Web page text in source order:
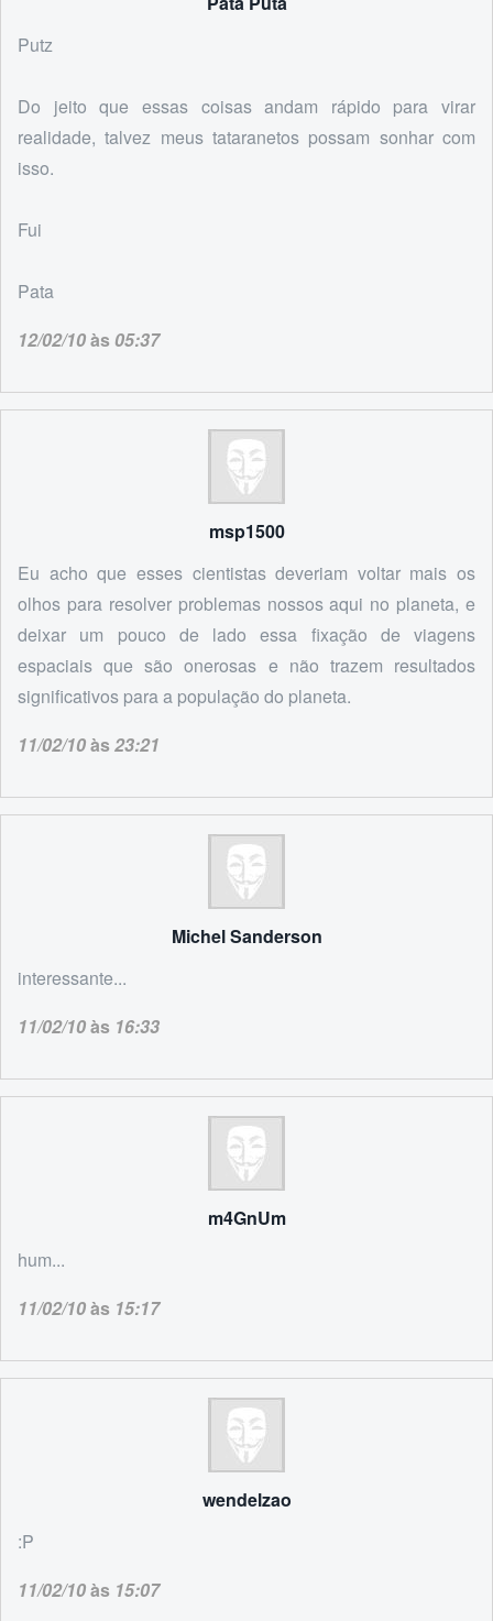
Putz
Do jeito que essas coisas andam rápido para virar
realidade, talvez meus tataranetos possam sonhar com
isso.
Fui
Pata
12/02/10às05:37
msp1500
Eu acho que esses cientistas deveriam voltar mais os
olhos para resolver problemas nossos aqui no planeta, e
deixar um pouco de lado essa fixação de viagens
espaciais que são onerosas e não trazem resultados
significativos para a população do planeta.
11/02/10às23:21
Michel Sanderson
interessante...
11/02/10às 16:33
m4GnUm
hum...
11/02/10às 15:17
wendelzao
:P
11/02/10às 15:07